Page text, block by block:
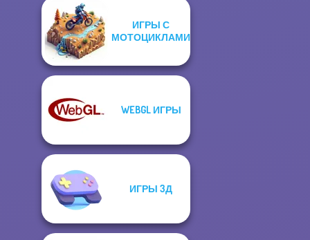
ИГРЫ С
МОТОЦИКЛАМИ
WEBGL ИГРЫ
ИГРЫ 3Д